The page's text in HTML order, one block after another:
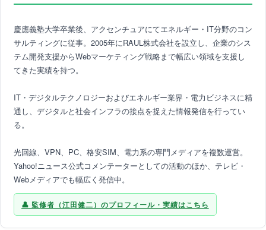
慶應義塾大学卒業後、アクセンチュアにてエネルギー・IT分野のコン
サルティングに従事。2005年にRAUL株式会社を設立し、企業のシス
テム開発支援からWebマーケティング戦略まで幅広い領域を支援し
てきた実績を持つ。
IT・デジタルテクノロジーおよびエネルギー業界・電力ビジネスに精
通し、デジタルと社会インフラの接点を捉えた情報発信を行ってい
る。
光回線、VPN、PC、格安SIM、電力系の専門メディアを複数運営。
Yahoo!ニュース公式コメンテーターとしての活動のほか、テレビ・
Webメディアでも幅広く発信中。
監修者（江田健二）のプロフィール・実績はこちら